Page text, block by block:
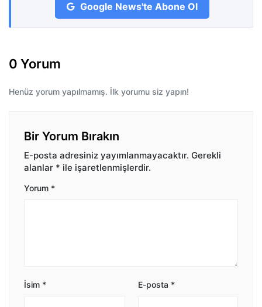
Google News'te Abone Ol
0 Yorum
Henüz yorum yapılmamış. İlk yorumu siz yapın!
Bir Yorum Bırakın
E-posta adresiniz yayımlanmayacaktır. Gerekli
alanlar * ile işaretlenmişlerdir.
Yorum *
İsim * E-posta *